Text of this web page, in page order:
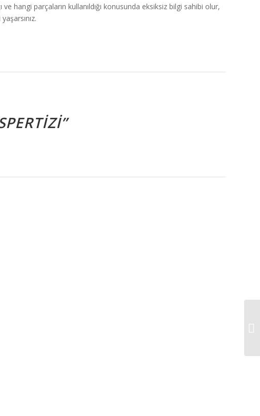
hangi parçaların kullanıldığı konusunda eksiksiz bilgi sahibi olur,